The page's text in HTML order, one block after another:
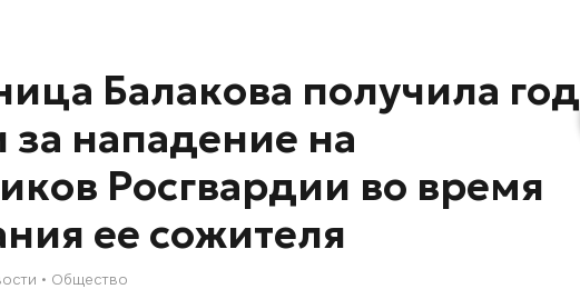
Балакова получила год
за нападение на
Росгвардии во время
ее сожителя
Общество